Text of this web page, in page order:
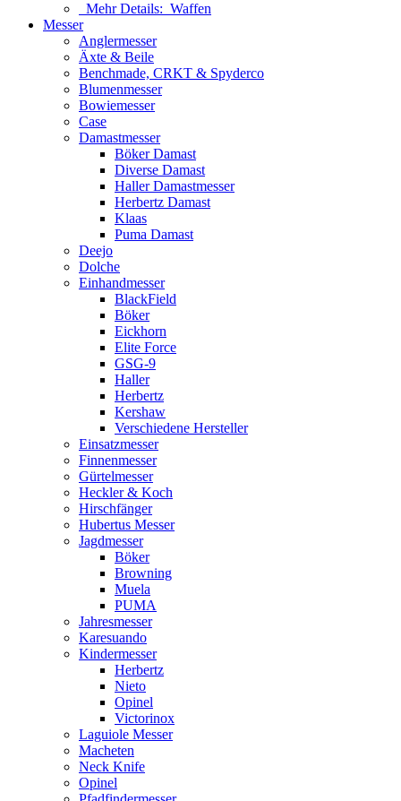
Mehr Details: Waffen
Messer
Anglermesser
Äxte & Beile
Benchmade, CRKT & Spyderco
Blumenmesser
Bowiemesser
Case
Damastmesser
Böker Damast
Diverse Damast
Haller Damastmesser
Herbertz Damast
Klaas
Puma Damast
Deejo
Dolche
Einhandmesser
BlackField
Böker
Eickhorn
Elite Force
GSG-9
Haller
Herbertz
Kershaw
Verschiedene Hersteller
Einsatzmesser
Finnenmesser
Gürtelmesser
Heckler & Koch
Hirschfänger
Hubertus Messer
Jagdmesser
Böker
Browning
Muela
PUMA
Jahresmesser
Karesuando
Kindermesser
Herbertz
Nieto
Opinel
Victorinox
Laguiole Messer
Macheten
Neck Knife
Opinel